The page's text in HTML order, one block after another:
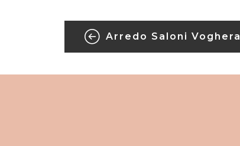
Arredo Saloni Voghera